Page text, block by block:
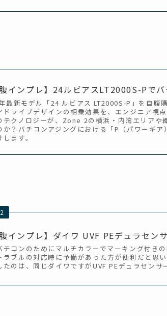
腹インプレ】24ルビアスLT2000S-Pで
最新モデル「24 ルビアス LT2000S-P」を自腹
ドライブデザインの相乗効果を、エンジニア視
テクノロジーが、Zone 2の横浜・内湾エリアや
か？バチコンアジングにおける「P（パワーギ
ます。
腹インプレ】ダイワ UVF PEデュラセン
チコンのためにマルチカラーでマーキング付き
ラブルの対応時に予備があった方が便利だと思
たのは、同じダイワですがUVF PEデュラセンサ